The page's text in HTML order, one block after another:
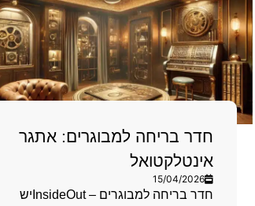
חדר בריחה למבוגרים: אתגר
אינטלקטואל
15/04/2026
חדר בריחה למבוגרים – InsideOutיש